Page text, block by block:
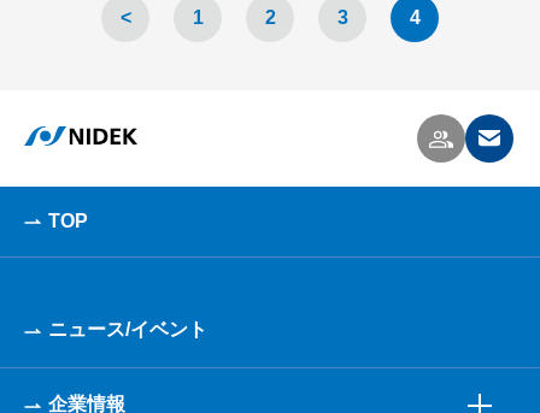
< 1 2 3 4
TOP
ニュース/イベント
企業情報